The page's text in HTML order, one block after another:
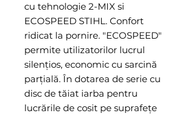
cu tehnologie 2-MIX si
ECOSPEED STIHL. Confort
ridicat la pornire. "ECOSPEED"
permite utilizatorilor lucrul
silenţios, economic cu sarcină
parţială. În dotarea de serie cu
disc de tăiat iarba pentru
lucrările de cosit pe suprafeţe